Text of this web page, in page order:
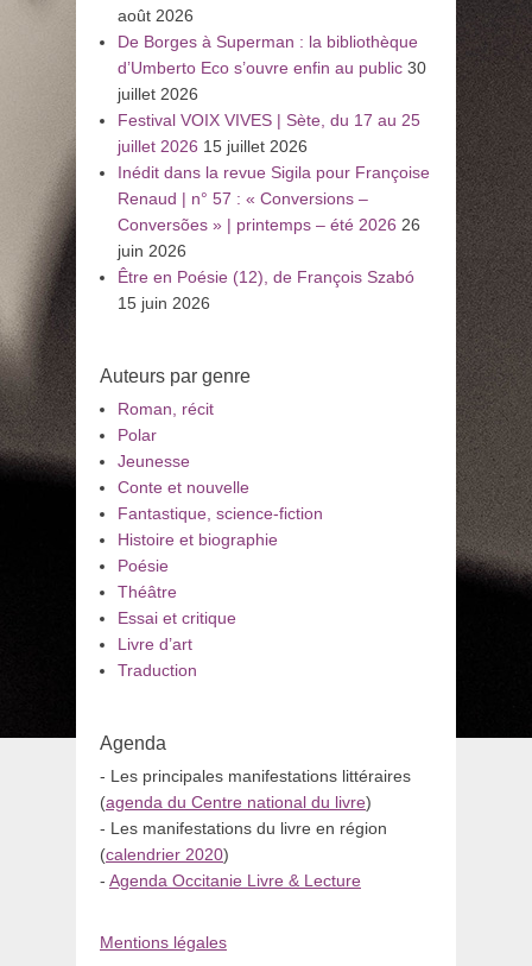
août 2026
De Borges à Superman : la bibliothèque
d’Umberto Eco s’ouvre enfin au public 30
juillet 2026
Festival VOIX VIVES | Sète, du 17 au 25
juillet 2026 15 juillet 2026
Inédit dans la revue Sigila pour Françoise
Renaud | n° 57 : « Conversions –
Conversões » | printemps – été 2026 26
juin 2026
Être en Poésie (12), de François Szabó
15 juin 2026
Auteurs par genre
Roman, récit
Polar
Jeunesse
Conte et nouvelle
Fantastique, science-fiction
Histoire et biographie
Poésie
Théâtre
Essai et critique
Livre d’art
Traduction
Agenda
- Les principales manifestations littéraires
(agenda du Centre national du livre)
- Les manifestations du livre en région
(calendrier 2020)
- Agenda Occitanie Livre & Lecture
Mentions légales